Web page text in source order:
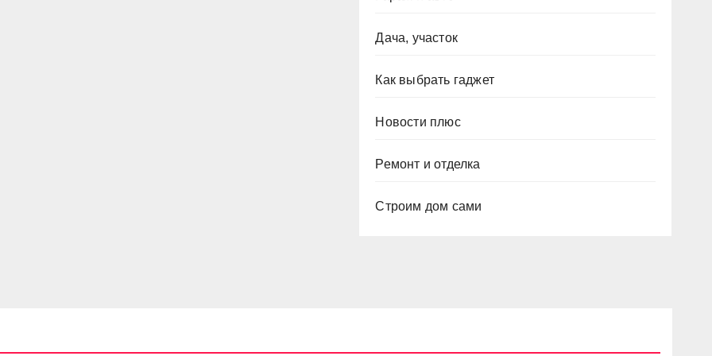
Дача, участок
Как выбрать гаджет
Новости плюс
Ремонт и отделка
Строим дом сами